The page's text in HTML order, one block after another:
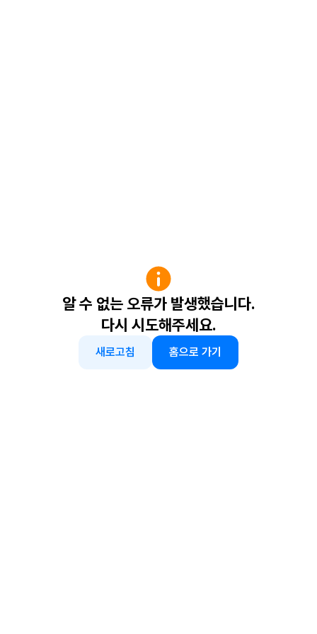
알 수 없는 오류가 발생했습니다.
다시 시도해주세요.
새로고침 홈으로 가기